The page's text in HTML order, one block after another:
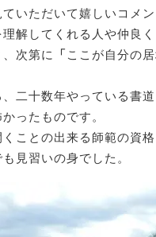
いただいて嬉しいコメン
理解してくれる人や仲良
次第に
「 ここが自分の
二十数年やっている書
ったものです。
ことの出来る師範の資
見習いの身でした。